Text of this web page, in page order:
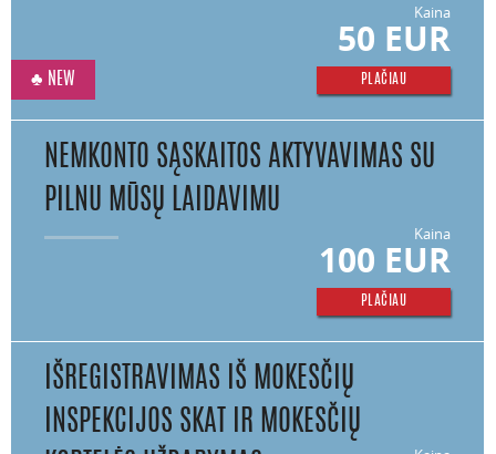
♣ NEW PLAČIAU
Kaina
50 EUR
NEMKONTO SĄSKAITOS AKTYVAVIMAS SU
PILNU MŪSŲ LAIDAVIMU
PLAČIAU
Kaina
100 EUR
IŠREGISTRAVIMAS IŠ MOKESČIŲ
INSPEKCIJOS SKAT IR MOKESČIŲ